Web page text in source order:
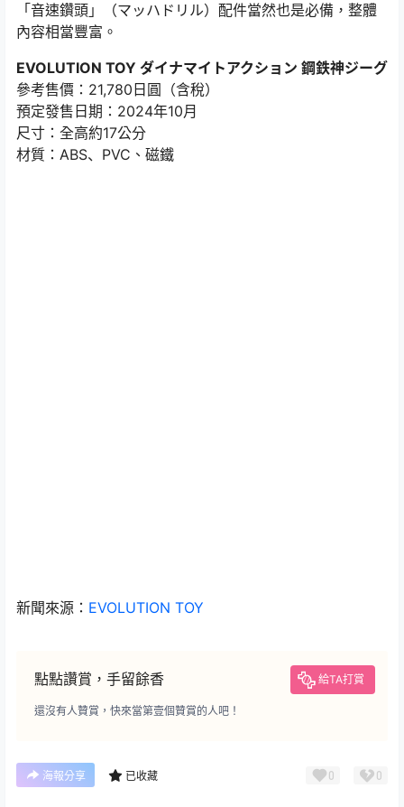
「音速鑽頭」（マッハドリル）配件當然也是必備，整體
內容相當豐富。
EVOLUTION TOY ダイナマイトアクション 鋼鉄神ジーグ
參考售價：21,780日圓（含稅）
預定發售日期：2024年10月
尺寸：全高約17公分
材質：ABS、PVC、磁鐵
新聞來源： EVOLUTION TOY
點點讚賞，手留餘香 給TA打賞
還沒有人贊賞，快來當第壹個贊賞的人吧！
海報分享 已收藏 0 0